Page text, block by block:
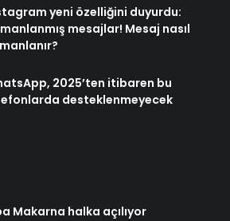
yeni özelliğini duyurdu:
mesajlar! Mesaj nasıl
2025’ten itibaren bu
desteklenmeyecek
Makarna halka açılıyor